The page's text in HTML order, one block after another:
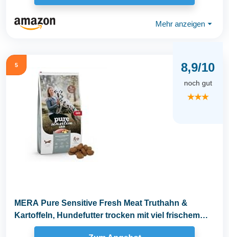
Mehr anzeigen ⏷
5 8,9/10
noch gut
★★★
MERA Pure Sensitive Fresh Meat Truthahn &
Kartoffeln, Hundefutter trocken mit viel frischem
Fleisch...